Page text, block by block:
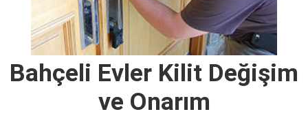
Bahçeli Evler Kilit Değişim
ve Onarım